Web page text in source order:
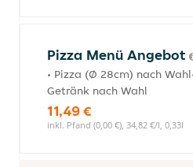
Pizza Menü Angebot
• Pizza (Ø 28cm) nach
Getränk nach Wahl
11,49 €
inkl. Pfand (0,00 €), 34,82 €/l, 0,33l